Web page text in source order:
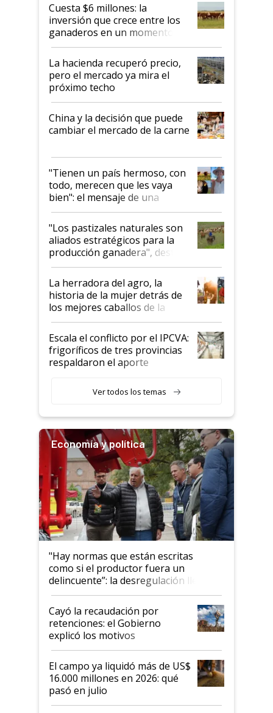
Cuesta $6 millones: la
inversión que crece entre los
ganaderos en un momento
histórico para la actividad
La hacienda recuperó precio,
pero el mercado ya mira el
próximo techo
China y la decisión que puede
cambiar el mercado de la carne
"Tienen un país hermoso, con
todo, merecen que les vaya
bien": el mensaje de una
ganadera uruguaya sobre las
oportunidades que se abren
para el agro en Argentina, con
foco en la carne
"Los pastizales naturales son
aliados estratégicos para la
producción ganadera", destaca
la iniciativa que ya reúne a 46
establecimientos en Argentina
La herradora del agro, la
historia de la mujer detrás de
los mejores caballos de la
Argentina y los mitos que
todavía hacen sufrir a estos
animales: "Mientras me
descalificaban, yo seguí
haciendo currículum"
Escala el conflicto por el IPCVA:
frigoríficos de tres provincias
respaldaron el aporte
Ver todos los temas
Economía y política
"Hay normas que están escritas
como si el productor fuera un
delincuente”: la desregulación llegó
al Congreso Aapresid y hasta se
habló del financiamiento al IPCVA
Cayó la recaudación por
retenciones: el Gobierno
explicó los motivos
El campo ya liquidó más de US$
16.000 millones en 2026: qué
pasó en julio